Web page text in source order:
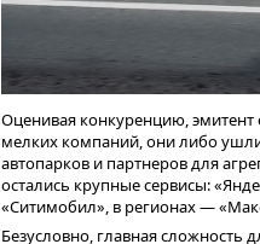
Восстанавливать позиции
авто, доступные цены,
Презентация
эмитента по итогам
Оценивая конкуренцию, эмитент
мелких компаний, они либо
автопарков и партнеров для
остались крупные сервисы:
«Ситимобил», в регионах —
Безусловно, главная сложность